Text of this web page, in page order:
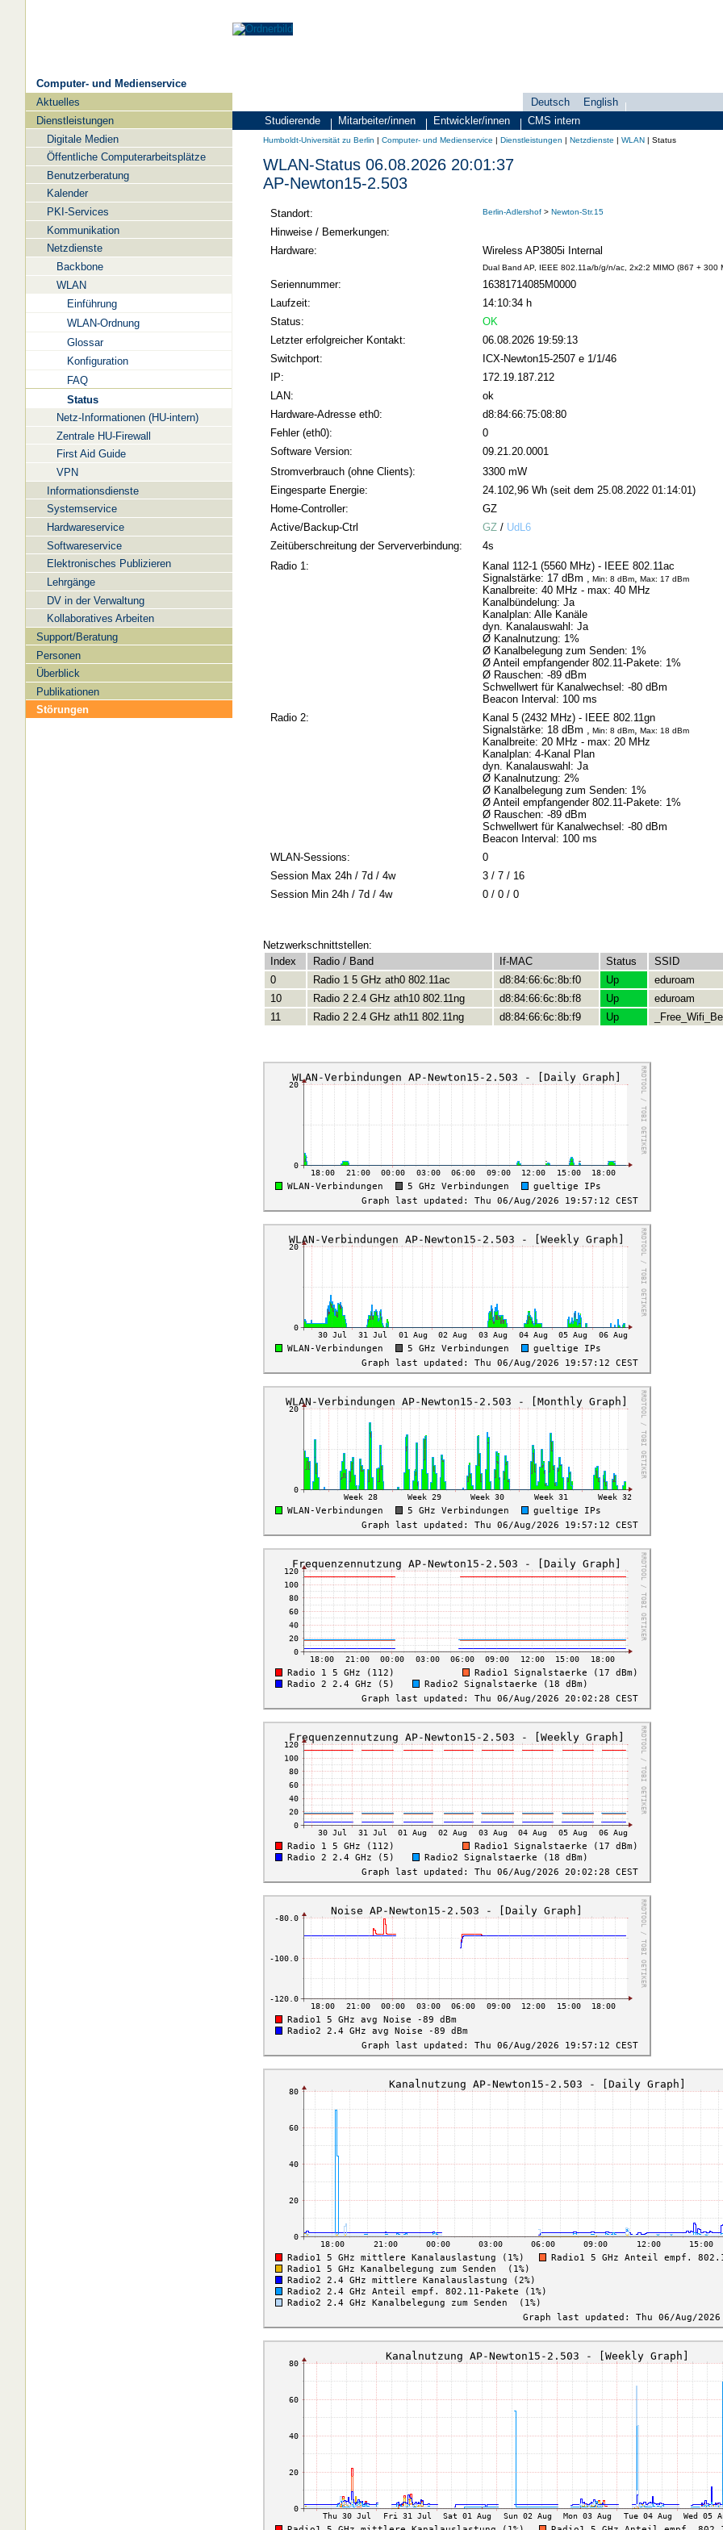
Computer- und Medienservice
Navigation
Aktuelles
Dienstleistungen
Digitale Medien
Öffentliche Computerarbeitsplätze
Benutzerberatung
Kalender
PKI-Services
Kommunikation
Netzdienste
Backbone
WLAN
Einführung
WLAN-Ordnung
Glossar
Konfiguration
FAQ
Status
Netz-Informationen (HU-intern)
Zentrale HU-Firewall
First Aid Guide
VPN
Informationsdienste
Systemservice
Hardwareservice
Softwareservice
Elektronisches Publizieren
Lehrgänge
DV in der Verwaltung
Kollaboratives Arbeiten
Support/Beratung
Personen
Überblick
Publikationen
Störungen
Zielgruppen
Studierende Mitarbeiter/innen Entwickler/innen CMS intern
Sprachauswahl
Deutsch
English
search-menu
Humboldt-
Universität
Computer-
und
Humboldt-Universität zu Berlin | Computer- und Medienservice | Dienstleistungen | Netzdienste | WLAN | Status
WLAN-Status 06.08.2026 20:01:37
AP-Newton15-2.503
Standort: Berlin-Adlershof> Newton-Str.15
Hinweise / Bemerkungen:
Hardware:
Wireless AP3805i Internal
Dual Band AP, IEEE 802.11a/b/g/n/ac, 2x2:2 MIMO (867 + 300
Seriennummer:
16381714085M0000
Laufzeit:
14:10:34 h
Status:
OK
Letzter erfolgreicher Kontakt:
06.08.2026 19:59:13
Switchport:
ICX-Newton15-2507 e 1/1/46
IP:
172.19.187.212
LAN:
ok
Hardware-Adresse eth0:
d8:84:66:75:08:80
Fehler (eth0):
0
Software Version:
09.21.20.0001
Stromverbrauch (ohne Clients):
3300 mW
Eingesparte Energie:
24.102,96 Wh (seit dem 25.08.2022 01:14:01)
Home-Controller:
GZ
Active/Backup-Ctrl
GZ/ UdL6
Zeitüberschreitung der Serververbindung:
4s
Radio 1:
Kanal 112-1 (5560 MHz) - IEEE 802.11ac
Signalstärke: 17 dBm , Min: 8 dBm, Max: 17 dBm
Kanalbreite: 40 MHz - max: 40 MHz
Kanalbündelung: Ja
Kanalplan: Alle Kanäle
dyn. Kanalauswahl: Ja
Ø Kanalnutzung: 1%
Ø Kanalbelegung zum Senden: 1%
Ø Anteil empfangender 802.11-Pakete: 1%
Ø Rauschen: -89 dBm
Schwellwert für Kanalwechsel: -80 dBm
Beacon Interval: 100 ms
Radio 2:
Kanal 5 (2432 MHz) - IEEE 802.11gn
Signalstärke: 18 dBm , Min: 8 dBm, Max: 18 dBm
Kanalbreite: 20 MHz - max: 20 MHz
Kanalplan: 4-Kanal Plan
dyn. Kanalauswahl: Ja
Ø Kanalnutzung: 2%
Ø Kanalbelegung zum Senden: 1%
Ø Anteil empfangender 802.11-Pakete: 1%
Ø Rauschen: -89 dBm
Schwellwert für Kanalwechsel: -80 dBm
Beacon Interval: 100 ms
WLAN-Sessions:
0
Session Max 24h / 7d / 4w
3 / 7 / 16
Session Min 24h / 7d / 4w
0 / 0 / 0
Netzwerkschnittstellen:
Index
Radio / Band If-MAC Status SSID
0
Radio 1 5 GHz ath0 802.11ac d8:84:66:6c:8b:f0 Up
eduroam
10
Radio 2 2.4 GHz ath10 802.11ng d8:84:66:6c:8b:f8 Up
eduroam
11
Radio 2 2.4 GHz ath11 802.11ng d8:84:66:6c:8b:f9 Up